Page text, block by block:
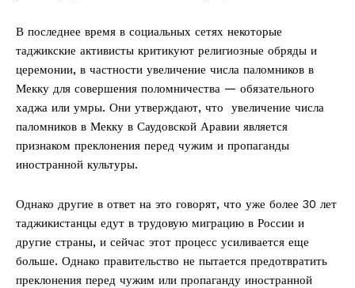
В последнее время в социальных сетях некоторые
таджикские активисты критикуют религиозные обряды и
церемонии, в частности увеличение числа паломников в
Мекку для совершения поломничества — обязательного
хаджа или умры. Они утверждают, что увеличение числа
паломников в Мекку в Саудовской Аравии является
признаком преклонения перед чужим и пропаганды
иностранной культуры.
Однако другие в ответ на это говорят, что уже более 30 лет
таджикистанцы едут в трудовую миграцию в России и
другие страны, и сейчас этот процесс усиливается еще
больше. Однако правительство не пытается предотвратить
преклонения перед чужим или пропаганду иностранной